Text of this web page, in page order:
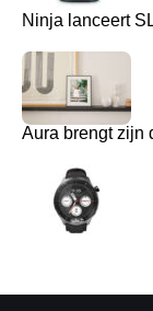
Ninja lanceert
Aura brengt zijn